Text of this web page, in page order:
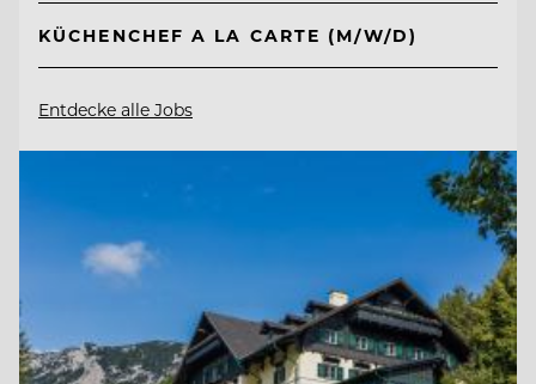
KÜCHENCHEF A LA CARTE (M/W/D)
Entdecke alle Jobs